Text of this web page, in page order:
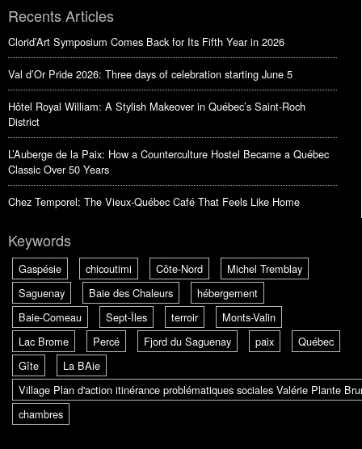
Recents Articles
Clorid’Art Symposium Comes Back for Its Fifth Year in 2026
Val d’Or Pride 2026: Three days of celebration starting June 5
Hôtel Royal William: A Stylish Makeover in Québec’s Saint-Roch
District
L’Auberge de la Paix: How a Counterculture Hostel Became a Québec
Classic Over 50 Years
Chez Temporel: The Vieux-Québec Café That Feels Like Home
Keywords
Gaspésie chicoutimi Côte-Nord
Michel Tremblay
Saguenay
Baie des Chaleurs
hébergement
Baie-Comeau
Sept-Îles terroir
Monts-Valin
Lac Brome
Percé Fjord du Saguenay paix
Québec
Gîte
La BAie
Village Plan d'action itinérance problématiques sociales Valérie Plante
chambres